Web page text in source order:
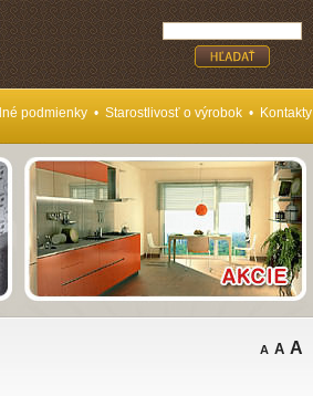
podmienky• Starostlivosť o výrobok• Kontakty
A A A